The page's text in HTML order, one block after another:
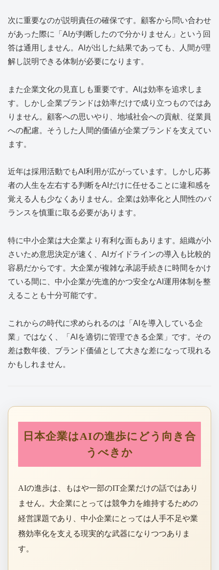
次に重要なのが説明責任の確保です。顧客から問い合わせ
があった際に「AIが判断したので分かりません」という回
答は通用しません。AIが出した結果であっても、人間が理
解し説明できる体制が必要になります。
また企業文化の見直しも重要です。AIは効率を追求しま
す。しかし企業ブランドは効率だけで成り立つものではあ
りません。顧客への思いやり、地域社会への貢献、従業員
への配慮。そうした人間的価値が企業ブランドを支えてい
ます。
近年は採用活動でもAI利用が広がっています。しかし応募
者の人生を左右する判断をAIだけに任せることに違和感を
覚える人も少なくありません。企業は効率化と人間性のバ
ランスを慎重に取る必要があります。
特に中小企業は大企業より有利な面もあります。組織が小
さいため意思決定が速く、AIガイドラインの導入も比較的
容易だからです。大企業が複雑な承認手続きに時間をかけ
ている間に、中小企業が先進的かつ安全なAI運用体制を整
えることも十分可能です。
これからの時代に求められるのは「AIを導入している企
業」ではなく、「AIを適切に管理できる企業」です。その
差は数年後、ブランド価値として大きな差になって現れる
かもしれません。
日本企業はAIの進歩にどう向き合
うべきか
AIの進歩は、もはや一部のIT企業だけの話ではあり
ません。大企業にとっては競争力を維持するための
経営課題であり、中小企業にとっては人手不足や業
務効率化を支える現実的な武器になりつつありま
す。